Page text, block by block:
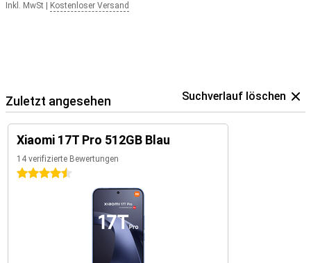
Inkl. MwSt Kostenloser Versand
Zuletzt angesehen Suchverlauf löschen
Xiaomi 17T Pro 512GB Blau
14 verifizierte Bewertungen
4.5 Sterne